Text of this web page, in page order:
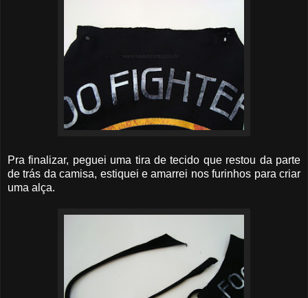
Pra finalizar, peguei uma tira de tecido que restou da parte
de trás da camisa, estiquei e amarrei nos furinhos para criar
uma alça.